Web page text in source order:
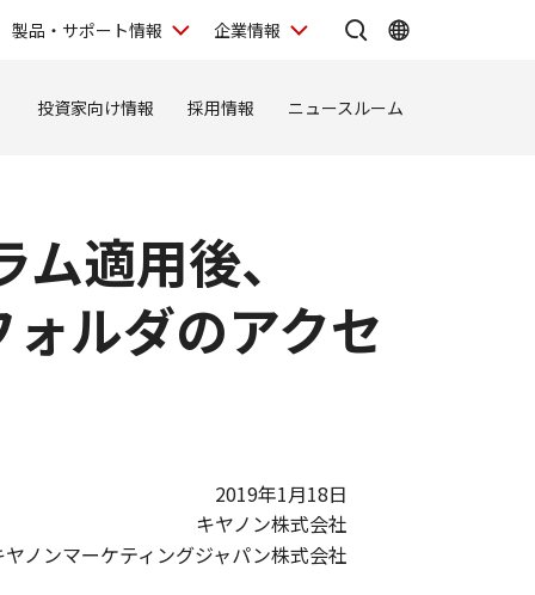
製品・サポート情報 企業情報
投資家向け情報 採用情報 ニュースルーム
適用後、
ルダのアクセ
2019年1月18日
キヤノン株式会社
ヤノンマーケティングジャパン株式会社